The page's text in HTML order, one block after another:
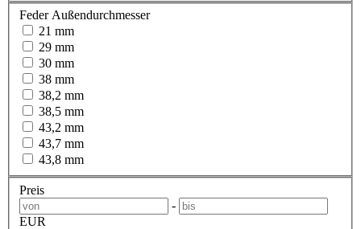
Feder Außendurchmesser
21 mm
29 mm
30 mm
38 mm
38,2 mm
38,5 mm
43,2 mm
43,7 mm
43,8 mm
Preis
-
EUR